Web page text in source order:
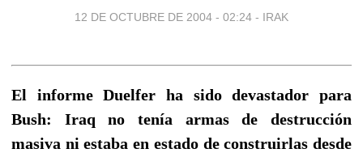
12 DE OCTUBRE DE 2004 - 02:24 - IRAK
El informe Duelfer ha sido devastador para
Bush: Iraq no tenía armas de destrucción
masiva ni estaba en estado de construirlas desde